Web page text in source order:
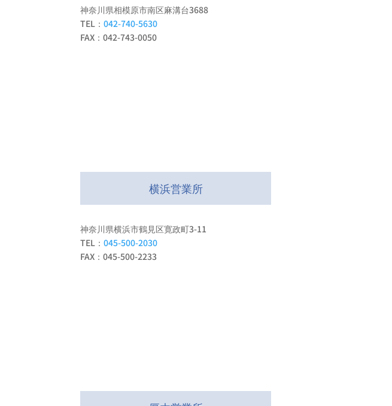
神奈川県相模原市南区麻溝台3688
TEL：042-740-5630
FAX：042-743-0050
横浜営業所
神奈川県横浜市鶴見区寛政町3-11
TEL：045-500-2030
FAX：045-500-2233